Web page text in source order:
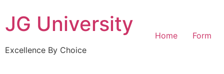
content
JG University
Excellence By Choice
Home Form